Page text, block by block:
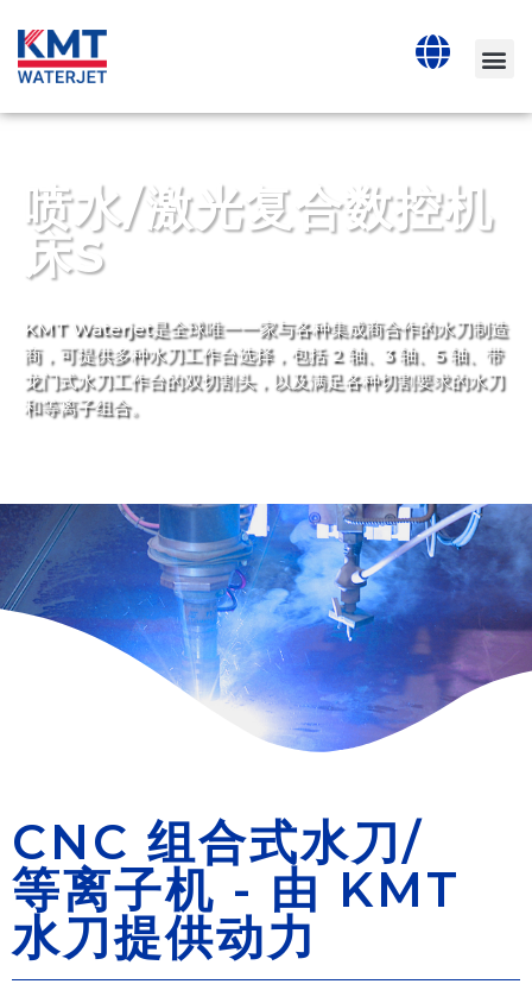
喷水/激光复合数控机
床S
KMT Waterjet是全球唯一一家与各种集成商合作的水刀制造
商，可提供多种水刀工作台选择，包括 2 轴、3 轴、5 轴、带
龙门式水刀工作台的双切割头，以及满足各种切割要求的水刀
和等离子组合。
CNC 组合式水刀/
等离子机 - 由 KMT
水刀提供动力